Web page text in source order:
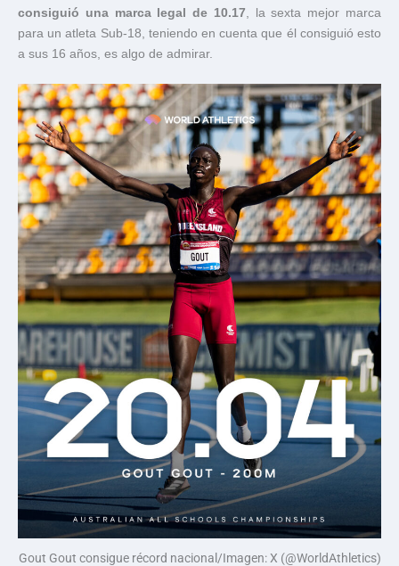
consiguió una marca legal de 10.17 , la sexta mejor marca
para un atleta Sub-18, teniendo en cuenta que él consiguió esto
a sus 16 años, es algo de admirar.
Gout Gout consigue récord nacional/Imagen: X (@WorldAthletics)